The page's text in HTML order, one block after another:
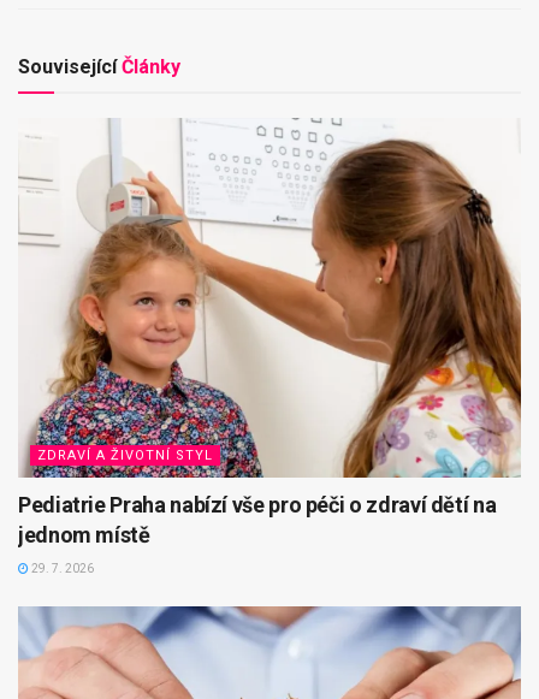
SouvisejícíČlánky
ZDRAVÍ A ŽIVOTNÍ STYL
Pediatrie Praha nabízí vše pro péči o zdraví dětí na
jednom místě
29. 7. 2026